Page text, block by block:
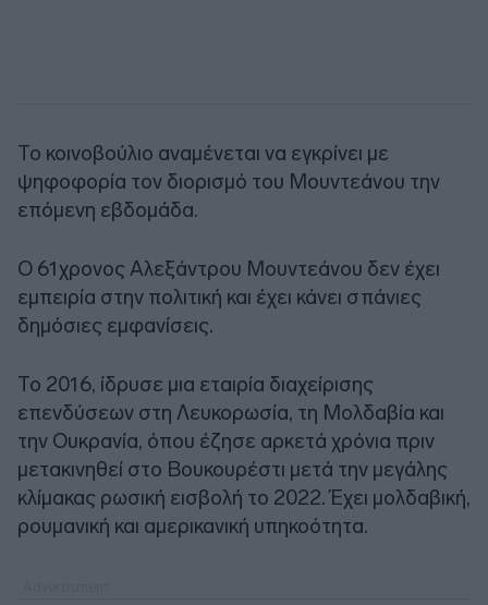
Το κοινοβούλιο αναμένεται να εγκρίνει με
ψηφοφορία τον διορισμό του Μουντεάνου την
επόμενη εβδομάδα.
Ο 61χρονος Αλεξάντρου Μουντεάνου δεν έχει
εμπειρία στην πολιτική και έχει κάνει σπάνιες
δημόσιες εμφανίσεις.
Το 2016, ίδρυσε μια εταιρία διαχείρισης
επενδύσεων στη Λευκορωσία, τη Μολδαβία και
την Ουκρανία, όπου έζησε αρκετά χρόνια πριν
μετακινηθεί στο Βουκουρέστι μετά την μεγάλης
κλίμακας ρωσική εισβολή το 2022. Έχει μολδαβική,
ρουμανική και αμερικανική υπηκοότητα.